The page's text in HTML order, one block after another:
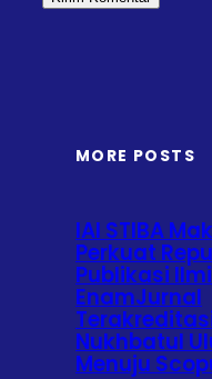
MORE POSTS
IAI STIBA
Perkuat
Publikasi
EnamJurnal
Nukhbatul
Menuju